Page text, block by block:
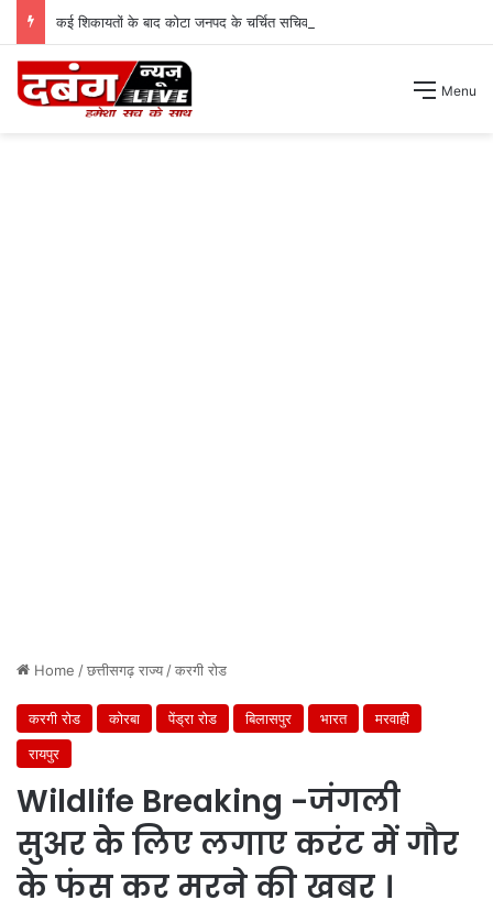
कई शिकायतों के बाद कोटा जनपद के चर्चित सचिव पंचायत से हटाए गए ।
Menu
Home /छत्तीसगढ़ राज्य/करगी रोड
करगी रोड कोरबा पेंड्रा रोड बिलासपुर भारत
मरवाही
रायपुर
Wildlife Breaking -जंगली
सुअर के लिए लगाए करंट में गौर
के फंस कर मरने की खबर ।